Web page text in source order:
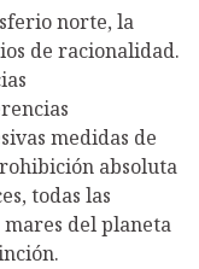
norte, la
de racionalidad.
medidas de
absoluta
todas las
mares del planeta